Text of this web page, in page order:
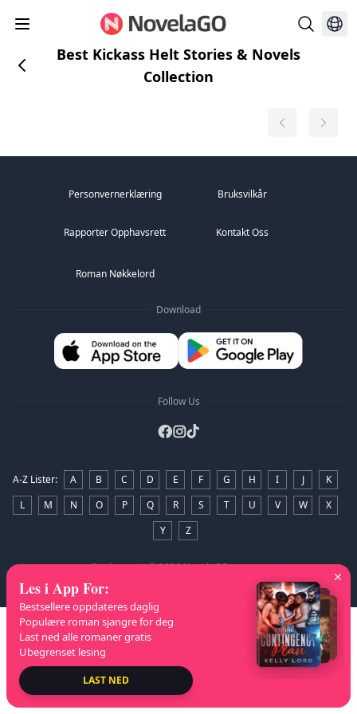
Best Kickass Helt Stories & Novels
Collection
Personvernerklæring Bruksvilkår
Rapporter Opphavsrett Kontakt Oss
Roman Nøkkelord
Download
Follow Us
A-Z Lister: A B C D E F G H I J
K
L
M N O P Q R S T U V W
X
Y
Z
Opphavsrett© 2026 NovelaGO
Les i App For:
Bestsellere oppdateres daglig
Populære roman sjangre for deg
Last ned alle romaner gratis
Ubegrenset lesing
LAST NED